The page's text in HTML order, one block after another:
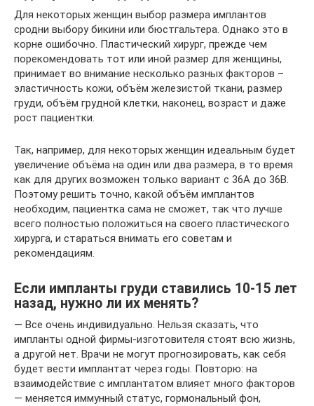
Для некоторых женщин выбор размера имплантов
сродни выбору бикини или бюстгальтера. Однако это в
корне ошибочно. Пластический хирург, прежде чем
порекомендовать тот или иной размер для женщины,
принимает во внимание несколько разных факторов –
эластичность кожи, объём железистой ткани, размер
груди, объём грудной клетки, наконец, возраст и даже
рост пациентки.
Так, например, для некоторых женщин идеальным будет
увеличение объёма на один или два размера, в то время
как для других возможен только вариант с 36А до 36В.
Поэтому решить точно, какой объём имплантов
необходим, пациентка сама не сможет, так что лучше
всего полностью положиться на своего пластического
хирурга, и стараться внимать его советам и
рекомендациям.
Если импланты груди ставились 10-15 лет
назад, нужно ли их менять?
— Все очень индивидуально. Нельзя сказать, что
импланты одной фирмы-изготовителя стоят всю жизнь,
а другой нет. Врачи не могут прогнозировать, как себя
будет вести имплантат через годы. Повторю: на
взаимодействие с имплантатом влияет много факторов
— меняется иммунный статус, гормональный фон,